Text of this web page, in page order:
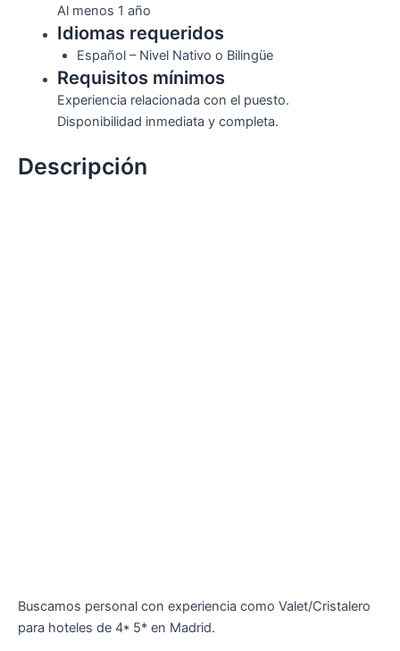
Al menos 1 año
Idiomas requeridos
Español – Nivel Nativo o Bilingüe
Requisitos mínimos
Experiencia relacionada con el puesto.
Disponibilidad inmediata y completa.
Descripción
Buscamos personal con experiencia como Valet/Cristalero
para hoteles de 4* 5* en Madrid.